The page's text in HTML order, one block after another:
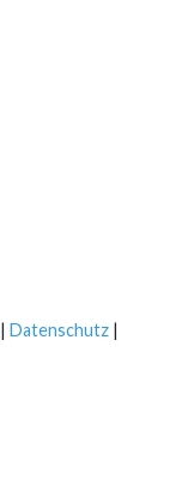
| Datenschutz |